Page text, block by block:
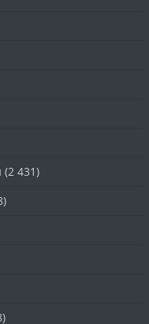
(2 431)